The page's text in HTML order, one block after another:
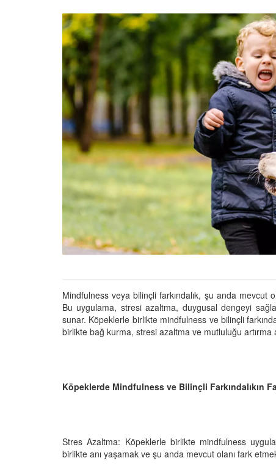
Mindfulness veya bilinçli farkındalık, şu anda
Bu uygulama, stresi azaltma, duygusal dengeyi
sunar. Köpeklerle birlikte mindfulness ve bilinçli
birlikte bağ kurma, stresi azaltma ve mutluluğu artırma
Köpeklerde Mindfulness ve Bilinçli Farkındalıkın
Stres Azaltma: Köpeklerle birlikte mindfulness
birlikte anı yaşamak ve şu anda mevcut olanı fark
Köpeklerle İlgili Ünlü
Atasözleri
03.04.2024
İzmir’deki Hayvan
22.05.2020
Ankara’daki Hayvan
22.05.2020
Köpeğim Su İçmiyor,
Su İçmeme Sebepleri
22.05.2020
Neler
Köpeklerden
Geçebilen Parazitler:
Çiftlik Kültürü: “Çoban
Tarihte Askeri
Görevleri: Savaş